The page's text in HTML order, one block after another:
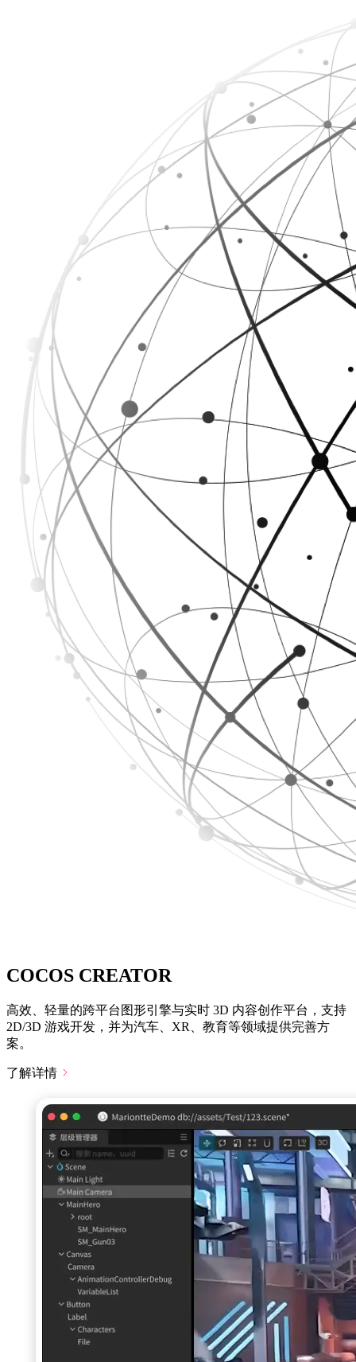
COCOS CREATOR
高效、轻量的跨平台图形引擎与实时 3D 内容创作平台，支持
2D/3D 游戏开发，并为汽车、XR、教育等领域提供完善方
案。
了解详情